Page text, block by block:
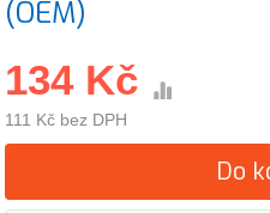
(OEM)
134 Kč
111 Kč bez DPH
Do